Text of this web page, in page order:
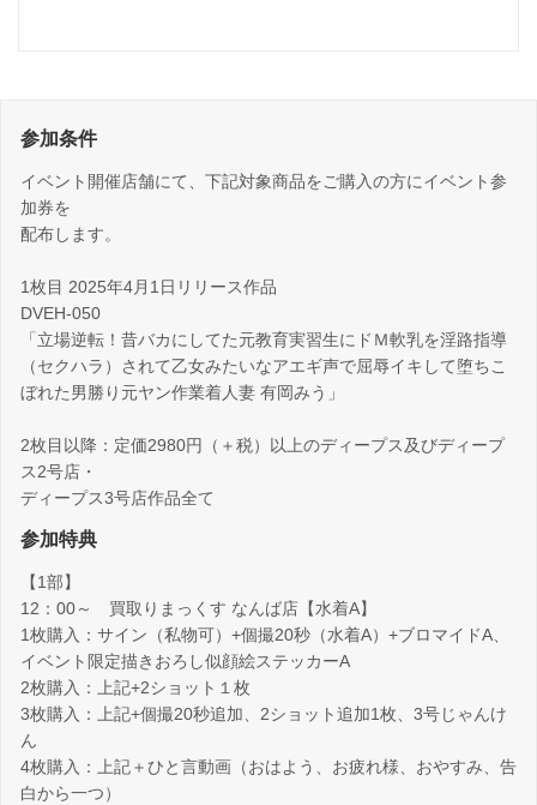
参加条件
イベント開催店舗にて、下記対象商品をご購入の方にイベント参
加券を
配布します。
1枚目 2025年4月1日リリース作品
DVEH-050
「立場逆転！昔バカにしてた元教育実習生にドＭ軟乳を淫路指導
（セクハラ）されて乙女みたいなアエギ声で屈辱イキして堕ちこ
ぼれた男勝り元ヤン作業着人妻 有岡みう」
2枚目以降：定価2980円（＋税）以上のディープス及びディープ
ス2号店・
ディープス3号店作品全て
参加特典
【1部】
12：00～ 買取りまっくす なんば店【水着A】
1枚購入：サイン（私物可）+個撮20秒（水着A）+ブロマイドA、
イベント限定描きおろし似顔絵ステッカーA
2枚購入：上記+2ショット１枚
3枚購入：上記+個撮20秒追加、2ショット追加1枚、3号じゃんけ
ん
4枚購入：上記＋ひと言動画（おはよう、お疲れ様、おやすみ、告
白から一つ）